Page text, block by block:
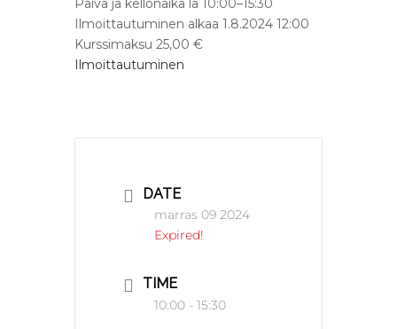
Päivä ja kellonaika la 10:00–15:30
Ilmoittautuminen alkaa 1.8.2024 12:00
Kurssimaksu 25,00 €
Ilmoittautuminen
DATE
marras 09 2024
Expired!
TIME
10:00 - 15:30